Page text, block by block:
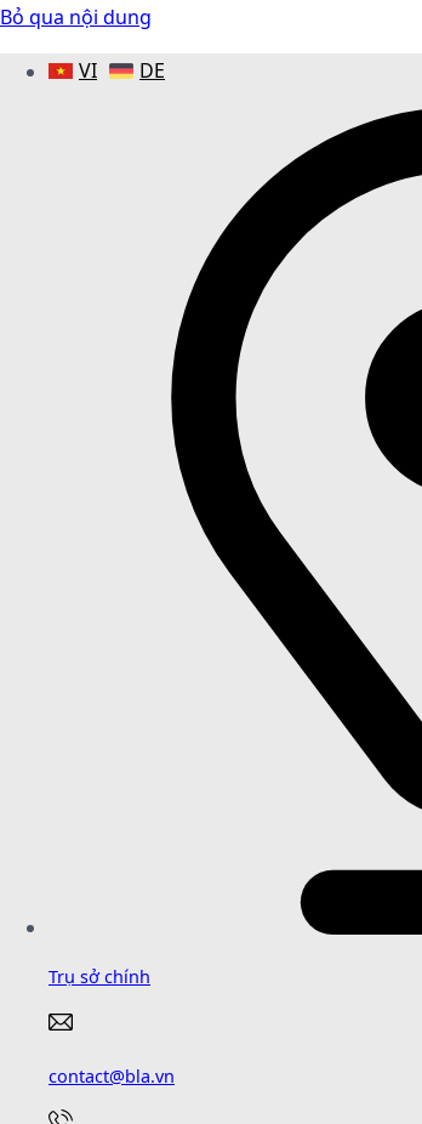
Bỏ qua nội dung
VI
DE
Trụ sở chính
contact@bla.vn